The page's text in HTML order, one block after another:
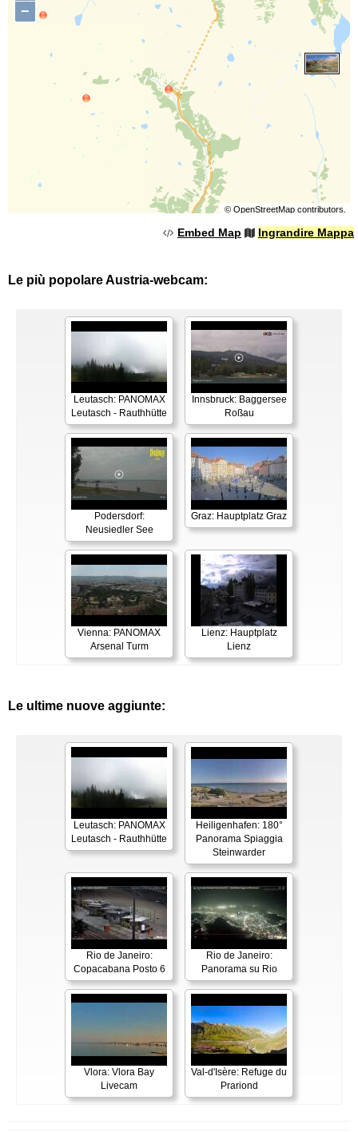
−
© OpenStreetMapcontributors.
Embed Map Ingrandire Mappa
Le più popolare Austria-webcam:
Leutasch: PANOMAX
Leutasch - Rauthhütte
Innsbruck: Baggersee
Roßau
Podersdorf:
Neusiedler See
Graz: Hauptplatz Graz
Vienna: PANOMAX
Arsenal Turm
Lienz: Hauptplatz
Lienz
Le ultime nuove aggiunte:
Leutasch: PANOMAX
Leutasch - Rauthhütte
Heiligenhafen: 180°
Panorama Spiaggia
Steinwarder
Rio de Janeiro:
Copacabana Posto 6
Rio de Janeiro:
Panorama su Rio
Vlora: Vlora Bay
Livecam
Val-d'Isère: Refuge du
Prariond